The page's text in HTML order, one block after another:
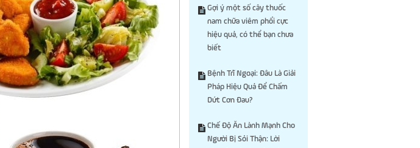
Gợi ý một số cây thuốc
nam chữa viêm phổi cực
hiệu quả, có thể bạn chưa
biết
Bệnh Trĩ Ngoại: Đâu Là Giải
Pháp Hiệu Quả Để Chấm
Dứt Cơn Đau?
Chế Độ Ăn Lành Mạnh Cho
Người Bị Sỏi Thận: Lời